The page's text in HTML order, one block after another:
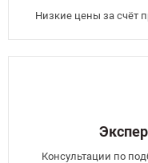
Низкие цены за счёт
Консультации по